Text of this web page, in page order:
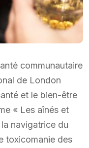
communautaire
de London
et le bien-être
« Les aînés et
la navigatrice du
toxicomanie des